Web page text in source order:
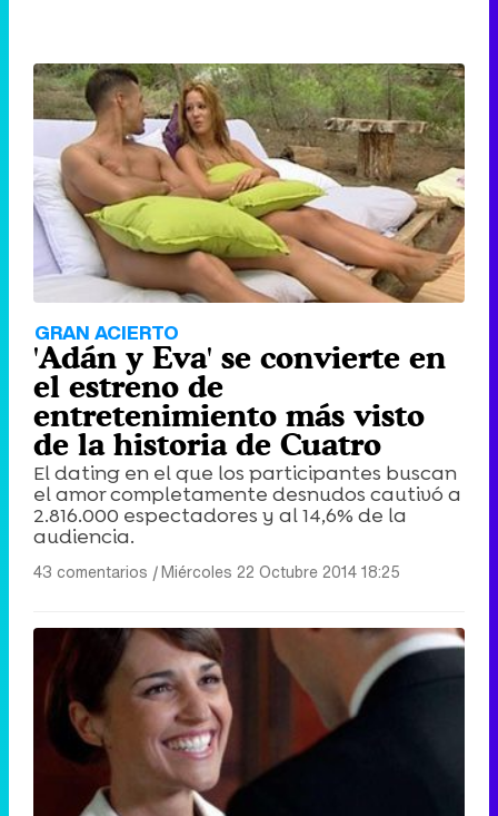
GRAN ACIERTO
'Adán y Eva' se convierte en
el estreno de
entretenimiento más visto
de la historia de Cuatro
El dating en el que los participantes buscan
el amor completamente desnudos cautivó a
2.816.000 espectadores y al 14,6% de la
audiencia.
43 comentarios |Miércoles 22 Octubre 2014 18:25